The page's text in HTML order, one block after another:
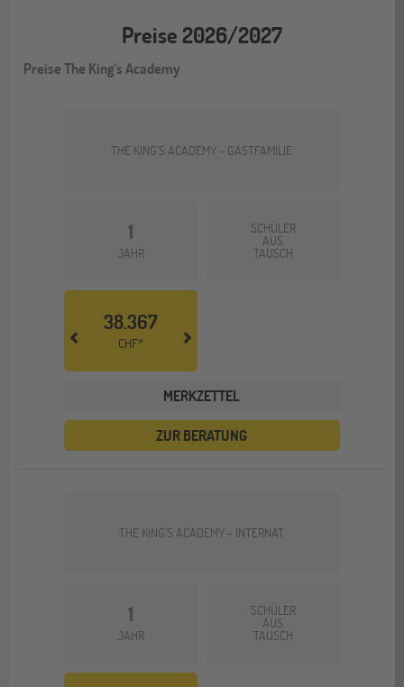
Preise 2026/2027
Preise The King's Academy
THE KING'S ACADEMY - GASTFAMILIE
1
JAHR
SCHÜLER
AUS
TAUSCH
38.367
CHF*
MERKZETTEL
ZUR BERATUNG
THE KING'S ACADEMY - INTERNAT
1
JAHR
SCHÜLER
AUS
TAUSCH